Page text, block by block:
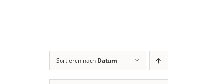
Sortieren nach Datum